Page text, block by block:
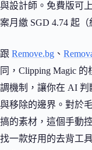
與設計師。免費版可
案月繳 SGD 4.74 起
跟 Remove.bg 、
同，Clipping Magic
調機制，讓你在 AI
與移除的邊界。對於
搞的素材，這個手動
找一款好用的去背工